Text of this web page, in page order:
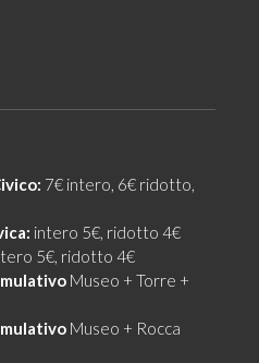
7€ intero, 6€ ridotto,
intero 5€, ridotto 4€
5€, ridotto 4€
Museo + Torre +
Museo + Rocca